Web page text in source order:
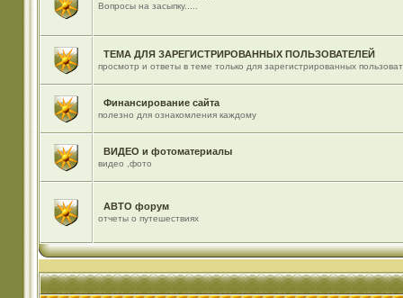
Вопросы на засыпку.....
ТЕМА ДЛЯ ЗАРЕГИСТРИРОВАННЫХ ПОЛЬЗОВАТЕЛЕЙ
просмотр и ответы в теме только для зарегистрированных
Финансирование сайта
полезно для ознакомления каждому
ВИДЕО и фотоматериалы
видео ,фото
АВТО форум
отчеты о путешествиях